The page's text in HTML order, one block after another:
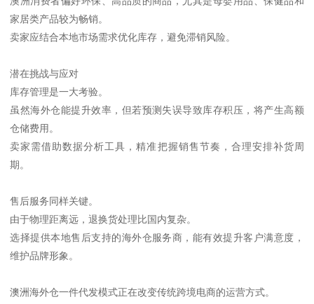
家居类产品较为畅销。
卖家应结合本地市场需求优化库存，避免滞销风险。
潜在挑战与应对
库存管理是一大考验。
虽然海外仓能提升效率，但若预测失误导致库存积压，将产生高额
仓储费用。
卖家需借助数据分析工具，精准把握销售节奏，合理安排补货周
期。
售后服务同样关键。
由于物理距离远，退换货处理比国内复杂。
选择提供本地售后支持的海外仓服务商，能有效提升客户满意度，
维护品牌形象。
澳洲海外仓一件代发模式正在改变传统跨境电商的运营方式。